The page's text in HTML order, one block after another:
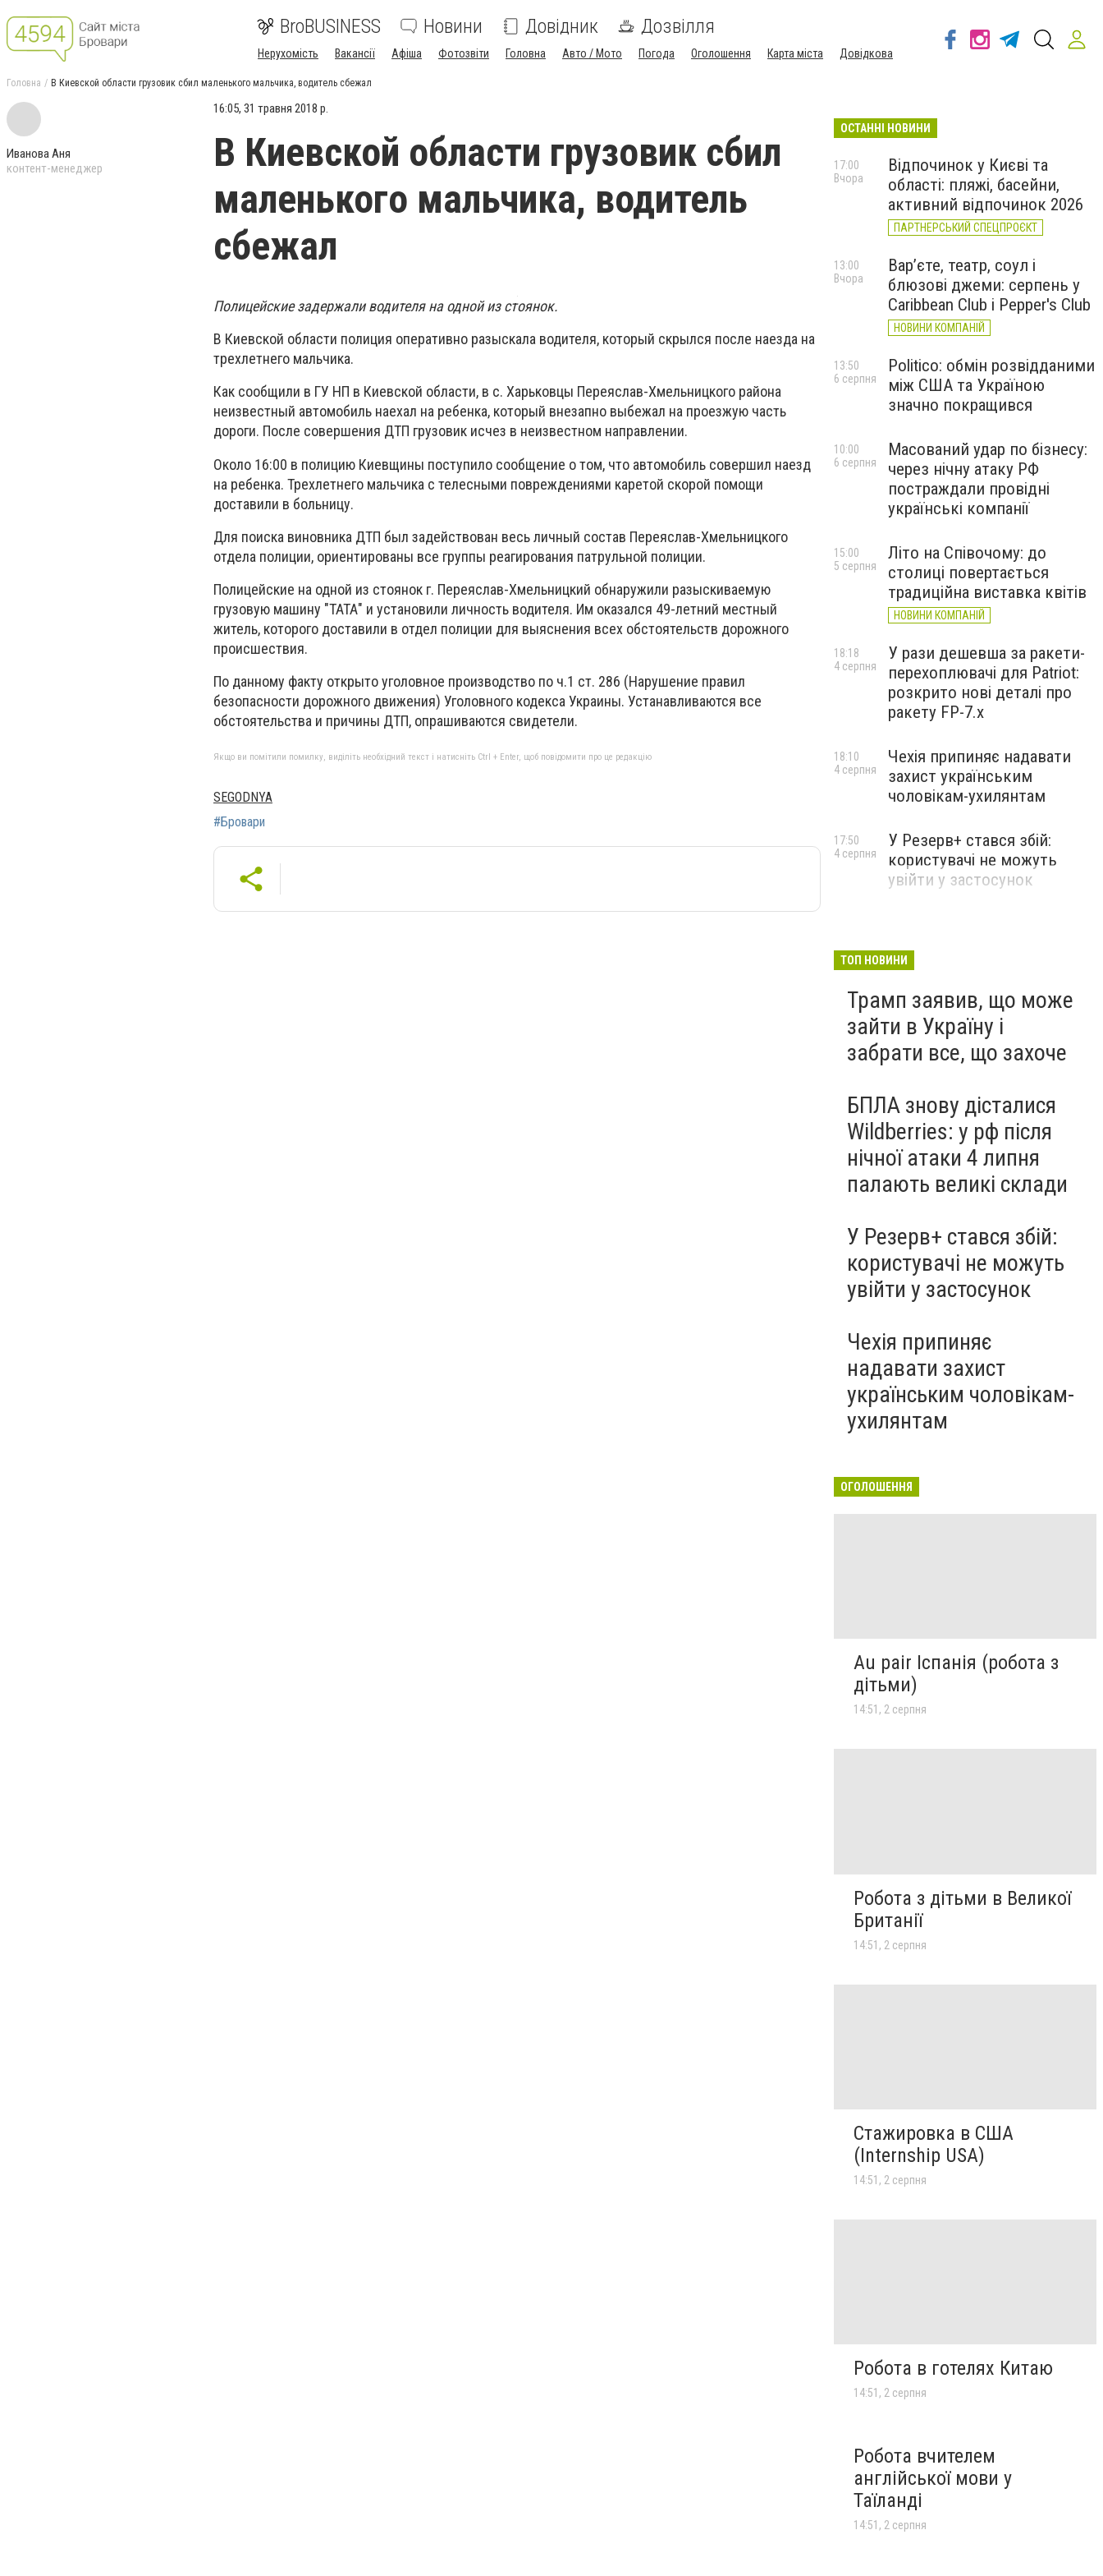
BroBUSINESS Новини Довідник Дозвілля
Нерухомість Вакансії Афіша Фотозвіти Головна Авто / Мото Погода Оголошення Карта міста Довідкова
Головна В Киевской области грузовик сбил маленького мальчика, водитель сбежал
Иванова Аня
контент-менеджер
16:05, 31 травня 2018 р.
В Киевской области грузовик сбил
маленького мальчика, водитель
сбежал
Полицейские задержали водителя на одной из стоянок.
В Киевской области полиция оперативно разыскала водителя, который скрылся после наезда на
трехлетнего мальчика.
Как сообщили в ГУ НП в Киевской области, в с. Харьковцы Переяслав-Хмельницкого района
неизвестный автомобиль наехал на ребенка, который внезапно выбежал на проезжую часть
дороги. После совершения ДТП грузовик исчез в неизвестном направлении.
Около 16:00 в полицию Киевщины поступило сообщение о том, что автомобиль совершил наезд
на ребенка. Трехлетнего мальчика с телесными повреждениями каретой скорой помощи
доставили в больницу.
Для поиска виновника ДТП был задействован весь личный состав Переяслав-Хмельницкого
отдела полиции, ориентированы все группы реагирования патрульной полиции.
Полицейские на одной из стоянок г. Переяслав-Хмельницкий обнаружили разыскиваемую
грузовую машину "ТАТА" и установили личность водителя. Им оказался 49-летний местный
житель, которого доставили в отдел полиции для выяснения всех обстоятельств дорожного
происшествия.
По данному факту открыто уголовное производство по ч.1 ст. 286 (Нарушение правил
безопасности дорожного движения) Уголовного кодекса Украины. Устанавливаются все
обстоятельства и причины ДТП, опрашиваются свидетели.
Якщо ви помітили помилку, виділіть необхідний текст і натисніть Ctrl + Enter, щоб повідомити про це редакцію
SEGODNYA
#Бровари
ОСТАННІ НОВИНИ
Відпочинок у Києві та
області: пляжі, басейни,
активний відпочинок 2026
ПАРТНЕРСЬКИЙ СПЕЦПРОЄКТ
17:00
Вчора
Вар’єте, театр, соул і
блюзові джеми: серпень у
Caribbean Club і Pepper's Club
НОВИНИ КОМПАНІЙ
13:00
Вчора
Politico: обмін розвідданими
між США та Україною
значно покращився
13:50
6 серпня
Масований удар по бізнесу:
через нічну атаку РФ
постраждали провідні
українські компанії
10:00
6 серпня
Літо на Співочому: до
столиці повертається
традиційна виставка квітів
НОВИНИ КОМПАНІЙ
15:00
5 серпня
У рази дешевша за ракети-
перехоплювачі для Patriot:
розкрито нові деталі про
ракету FP-7.x
18:18
4 серпня
Чехія припиняє надавати
захист українським
чоловікам-ухилянтам
18:10
4 серпня
У Резерв+ стався збій:
користувачі не можуть
увійти у застосунок
17:50
4 серпня
ТОП НОВИНИ
Трамп заявив, що може
зайти в Україну і
забрати все, що захоче
БПЛА знову дісталися
Wildberries: у рф після
нічної атаки 4 липня
палають великі склади
У Резерв+ стався збій:
користувачі не можуть
увійти у застосунок
Чехія припиняє
надавати захист
українським чоловікам-
ухилянтам
ОГОЛОШЕННЯ
Au pair Іспанія (робота з
дітьми)
14:51, 2 серпня
Робота з дітьми в Великої
Британії
14:51, 2 серпня
Стажировка в США
(Internship USA)
14:51, 2 серпня
Робота в готелях Китаю
14:51, 2 серпня
Робота вчителем
англійської мови у
Таїланді
14:51, 2 серпня